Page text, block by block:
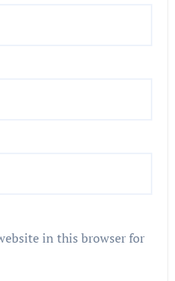
in this browser for